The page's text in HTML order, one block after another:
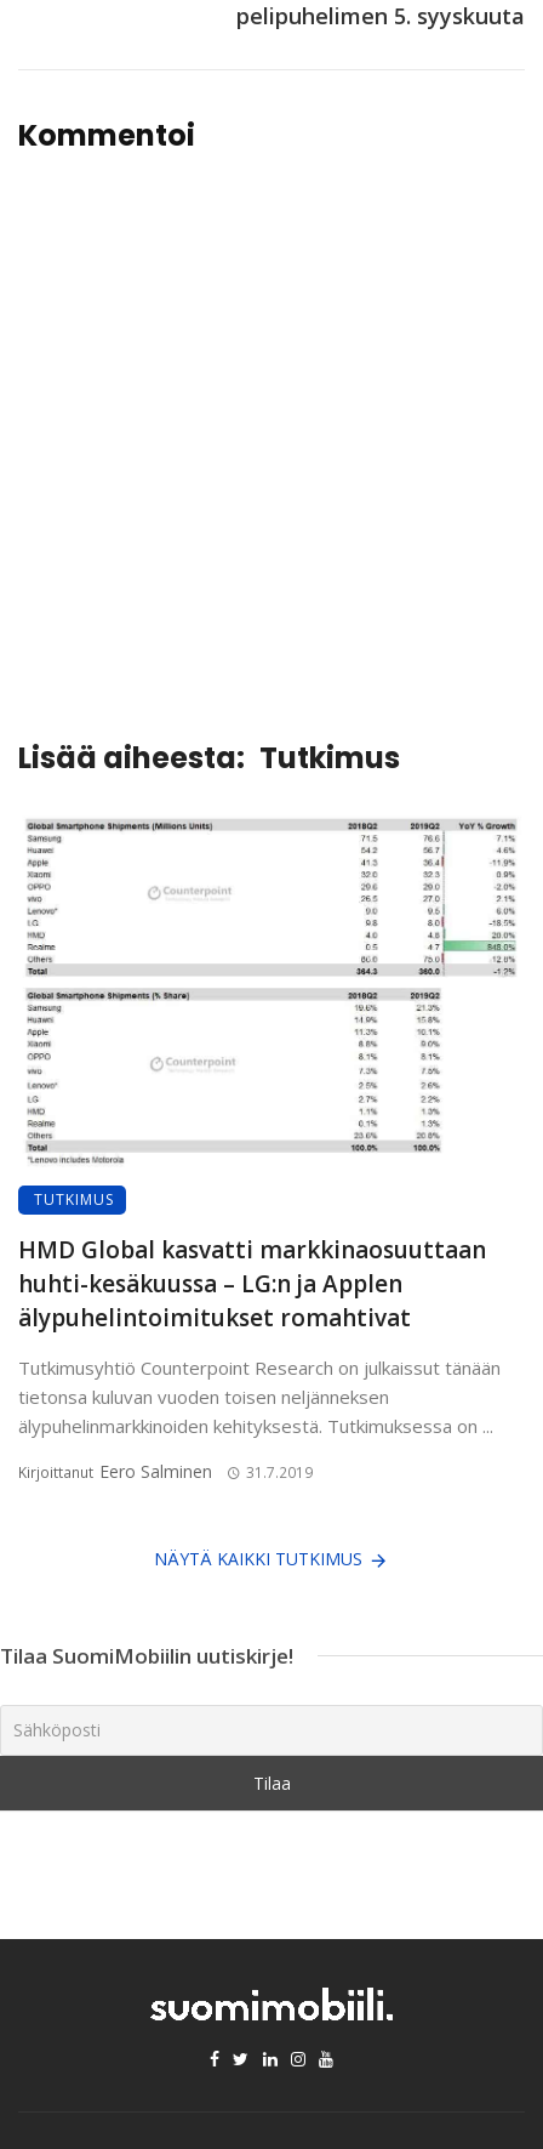
pelipuhelimen 5. syyskuuta
Kommentoi
Lisää aiheesta: Tutkimus
TUTKIMUS
HMD Global kasvatti markkinaosuuttaan
huhti-kesäkuussa – LG:n ja Applen
älypuhelintoimitukset romahtivat
Tutkimusyhtiö Counterpoint Research on julkaissut tänään
tietonsa kuluvan vuoden toisen neljänneksen
älypuhelinmarkkinoiden kehityksestä. Tutkimuksessa on ...
Kirjoittanut Eero Salminen 31.7.2019
NÄYTÄ KAIKKI TUTKIMUS
Tilaa SuomiMobiilin uutiskirje!